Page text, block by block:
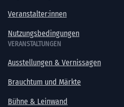
Veranstalter:innen
Nutzungsbedingungen
VERANSTALTUNGEN
Ausstellungen & Vernissagen
Brauchtum und Märkte
Bühne & Leinwand